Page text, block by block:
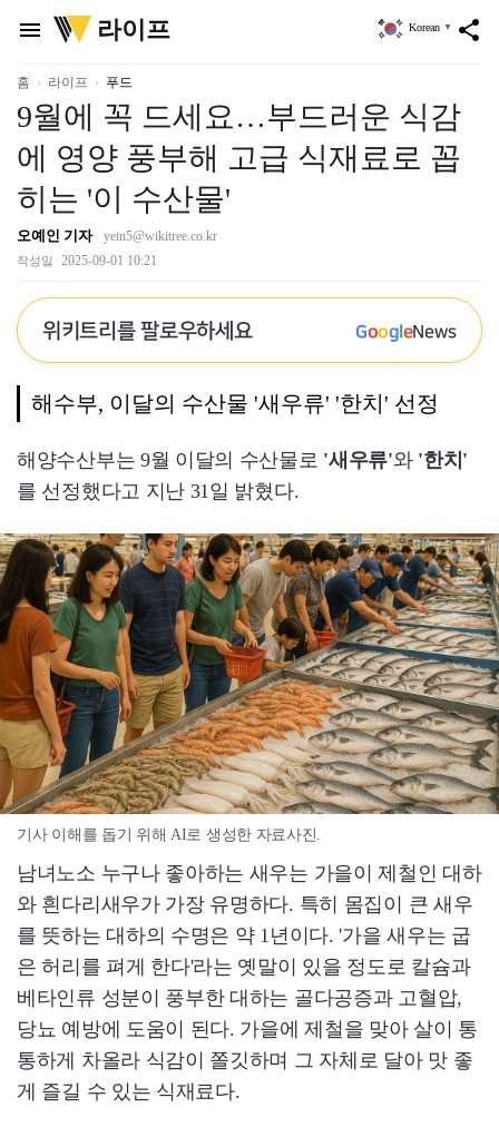
menu
위
키
리
라이프 share
Korean ▼
홈 라이프 푸드
9월에 꼭 드세요…부드러운 식감
에 영양 풍부해 고급 식재료로 꼽
히는 '이 수산물'
오예인 기자 yein5@wikitree.co.kr
작성일 2025-09-01 10:21
위키트리를 팔로우하세요 GoogleNews
해수부, 이달의 수산물 '새우류' '한치' 선정
해양수산부는 9월 이달의 수산물로 '새우류'와 '한치'
를 선정했다고 지난 31일 밝혔다.
기사 이해를 돕기 위해 AI로 생성한 자료사진.
남녀노소 누구나 좋아하는 새우는 가을이 제철인 대하
와 흰다리새우가 가장 유명하다. 특히 몸집이 큰 새우
를 뜻하는 대하의 수명은 약 1년이다. '가을 새우는 굽
은 허리를 펴게 한다'라는 옛말이 있을 정도로 칼슘과
베타인류 성분이 풍부한 대하는 골다공증과 고혈압,
당뇨 예방에 도움이 된다. 가을에 제철을 맞아 살이 통
통하게 차올라 식감이 쫄깃하며 그 자체로 달아 맛 좋
게 즐길 수 있는 식재료다.